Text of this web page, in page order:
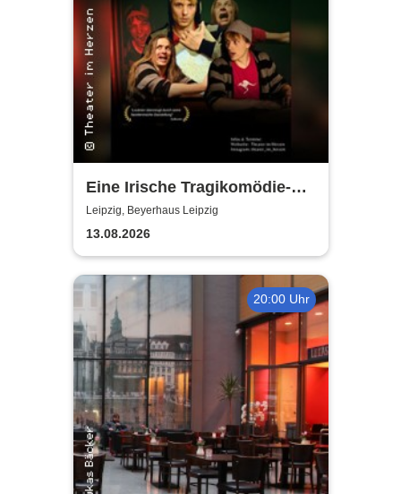
Eine Irische Tragikomödie-
Das Kleingeld | Getreu dem
Motto: Wir lachen, weil wir
weinen
Leipzig, Beyerhaus Leipzig
13.08.2026
20:00 Uhr